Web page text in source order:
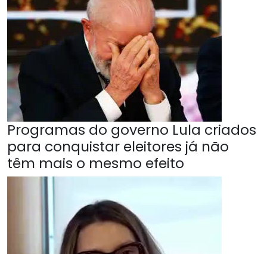
Programas do governo Lula criados
para conquistar eleitores já não
têm mais o mesmo efeito